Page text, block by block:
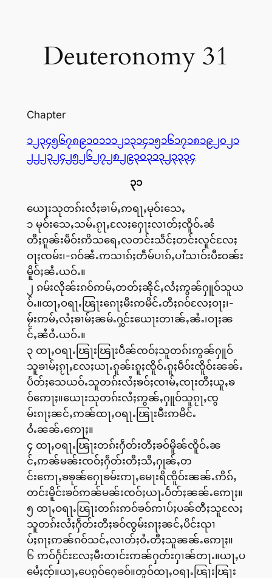
Deuteronomy 31
Chapter
၁၂၃၄၅၆၇၈၉၁၀၁၁၁၂၁၃၁၄၁၅၁၆၁၇၁၈၁၉၂၀ ၂၁
၂၂ ၂၃၂၄၂၅ ၂၆၂၇ ၂၈ ၂၉၃၀၃၁၃၂၃၃၃၄
၃၁
ယေႃးသုတၵ်းလႆႈၶၢမ်ႇဢရႃႇမုဝ်းသေႇ
၁ မုဝ်းသေႇသမ်ႉၵႂႃႇလႄႈႁေႃးလၢတ်ႈၸိူဝ်ႉၼႆ
တီႈၵူၼ်းမဵဝ်းဢိသရေႇလတင်းသဵင်ႈတင်းလူင်လႄႈ
ဝႃႈၸမ်း၊-ၵဝ်ၼႆႉဢသၢၵ်ႈတဵမ်ပၢၵ်ႇပၢႆသၢဝ်းပီႊဝၼ်း
မိူဝ်ႈၼႆႉယဝ်ႉ။
၂ ၵမ်းလိုၼ်းၵဝ်ဢမ်ႇတတ်ႈၼိုင်ႇလႆႈဢွၼ်ႁူဝ်သူယ
ဝ်ႉ။ထႃႇဝရႃႉၽြႃးၵေႃႈမီးဢမိင်ႉတီႈၵဝ်လႄႈဝႃႈ၊-
မႂ်းဢမ်ႇလႆႈၶၢမ်ႈၼမ်ႉႁွင်ႊယေႃးတၢၼ်ႇၼႆႉ၊ဝႃႈၼ
င်ႇၼႆဝႆႉယဝ်ႉ။
၃ ထႃႇဝရႃႉၽြႃးၽြႃးပဵၼ်ၸဝ်ႈသူတၵ်းဢွၼ်ႁူဝ်
သူၶၢမ်ႈၵႂႃႇလႄႈယႃႉၵူၼ်းၵူႈၸိူဝ်ႉၵူႈမဵဝ်းၸိူဝ်းၼၼ်ႉ
ပႅတ်ႈသေယဝ်ႉသူတၵ်းလႆႈၶဝ်ႈၸၢမ်ႇၸႃးတီႈယူႇၶ
ဝ်ဢေႃႈ။ယေႃးသုတၵ်းလႆႈဢွၼ်ႇႁူဝ်သူၵႂႃႇၸွ
မ်းၵႃႈၼင်ႇဢၼ်ထႃႇဝရႃႉၽြႃးမီးဢမိင်ႉ
ဝႆႉၼၼ်ႉဢေႃႈ။
၄ ထႃႇဝရႃႉၽြႃးတၵ်းႁဵတ်းတီႈၶဝ်မိူၼ်ၸိူဝ်ႉၼ
င်ႇဢၼ်မၼ်းၸဝ်ႈႁဵတ်းတီႈသီႇႁုၼ်ႇတ
င်းဢေႃႇၶၶုၼ်ႁေႃၶမ်းဢႃႇမေႃးရိၸိူဝ်းၼၼ်ႉဢိၵ်ႇ
တင်းမိူင်းၶဝ်ဢၼ်မၼ်းၸဝ်ႈယႃႉပႅတ်ႈၼၼ်ႉဢေႃႈ။
၅ ထႃႇဝရႃႉၽြႃးတၵ်းဢဝ်ၶဝ်ဢၢပ်ႈပၼ်တီႈသူလႄႈ
သူတၵ်းလႆႈႁဵတ်းတီႈၶဝ်ၸွမ်းၵႃႈၼင်ႇပိင်းၺၢ
ပ်ႈၵႃႈဢၼ်ၵဝ်သင်ႇလၢတ်ႈဝႆႉတီႈသူၼၼ်ႉဢေႃႈ။
၆ ဢဝ်ႁႅင်းလႄႈမီးတၢင်းဢၼ်ႁတ်းႁၢၼ်တႃႉ။ယႃႇပ
မေႆႈၸႂ်။ယႃႇပေၵူဝ်ႁေၶဝ်။တူဝ်ထႃႇဝရႃႉၽြႃးၽြႃး